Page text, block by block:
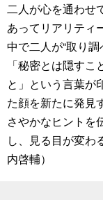
二人が心を通わせ
あってリアリティ
中で二人が“取り
「秘密とは隠す
と」という言葉が
た顔を新たに発見
さやかなヒントを
し、見る目が変わ
内啓輔）